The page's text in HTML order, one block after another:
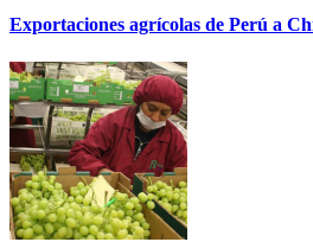
Exportaciones agrícolas de Perú a